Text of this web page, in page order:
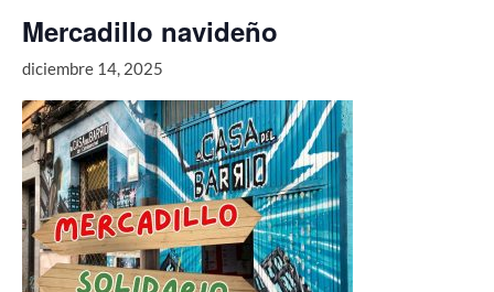
Mercadillo navideño
diciembre 14, 2025